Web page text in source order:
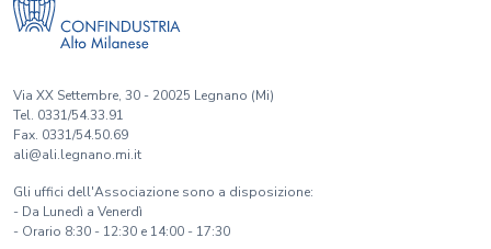
Via XX Settembre, 30 - 20025 Legnano (Mi)
Tel. 0331/54.33.91
Fax. 0331/54.50.69
ali@ali.legnano.mi.it
Gli uffici dell'Associazione sono a disposizione:
- Da Lunedì a Venerdì
- Orario 8:30 - 12:30 e 14:00 - 17:30